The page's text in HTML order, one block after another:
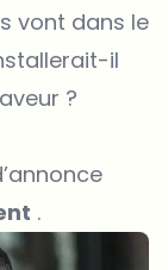
vont dans le
il
?
.